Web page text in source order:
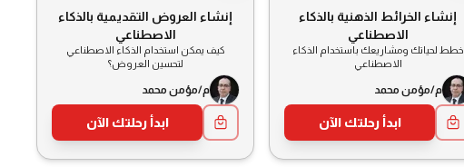
إنشاء الخرائط الذهنية بالذكاء
الاصطناعي
خطط لحياتك ومشاريعك باستخدام الذكاء
الاصطناعي
م/مؤمن محمد
ابدأ رحلتك الآن
إنشاء العروض التقديمية بالذكاء
الاصطناعي
كيف يمكن استخدام الذكاء الاصطناعي
لتحسين العروض؟
م/مؤمن محمد
ابدأ رحلتك الآن